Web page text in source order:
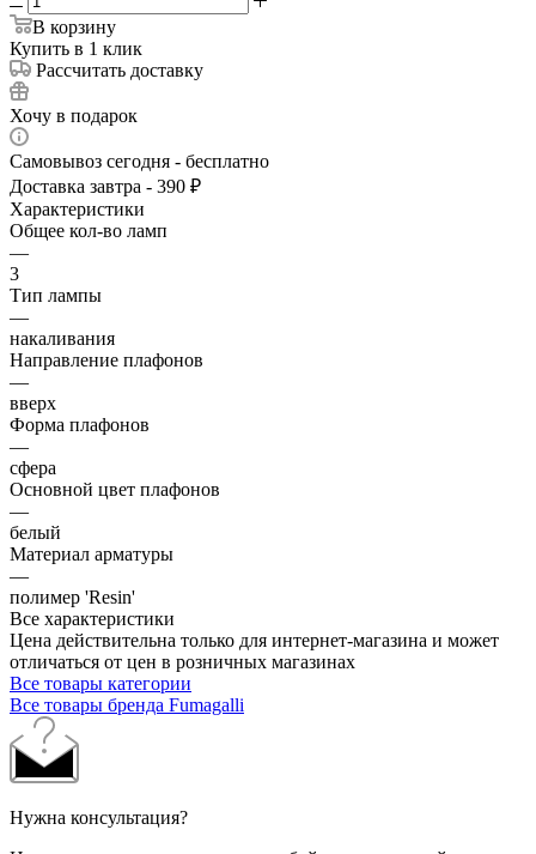
В корзину
Купить в 1 клик
Рассчитать доставку
Хочу в подарок
Самовывоз сегодня - бесплатно
Доставка завтра - 390 ₽
Характеристики
Общее кол-во ламп
—
3
Тип лампы
—
накаливания
Направление плафонов
—
вверх
Форма плафонов
—
сфера
Основной цвет плафонов
—
белый
Материал арматуры
—
полимер 'Resin'
Все характеристики
Цена действительна только для интернет-магазина и может
отличаться от цен в розничных магазинах
Все товары категории
Все товары бренда Fumagalli
Нужна консультация?